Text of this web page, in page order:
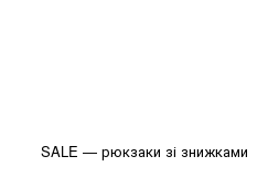
SALE — рюкзаки зі знижками